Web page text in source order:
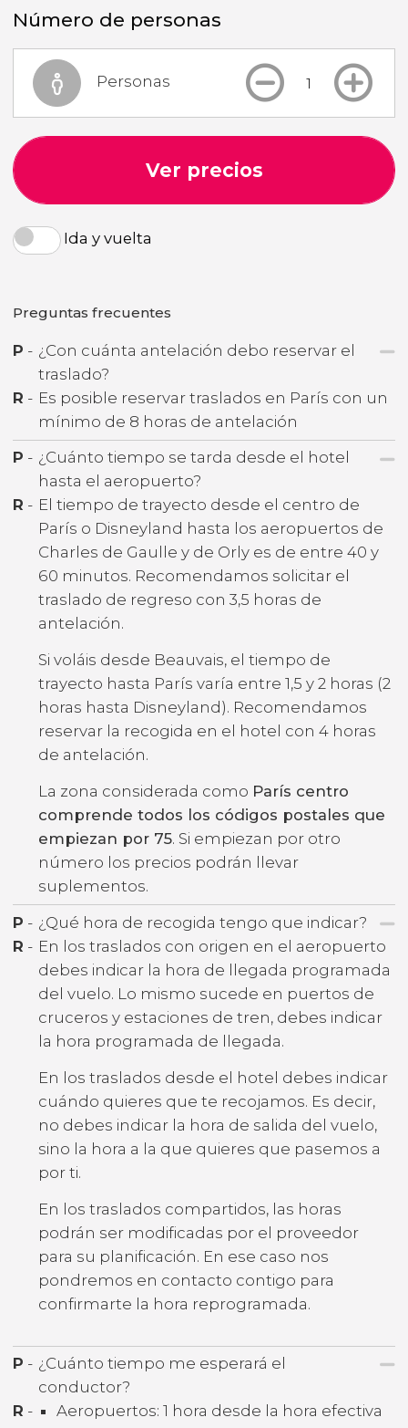
Número de personas
Personas
Ver precios
Ida y vuelta
Preguntas frecuentes
P - ¿Con cuánta antelación debo reservar el
traslado?
R - Es posible reservar traslados en París con un
mínimo de 8 horas de antelación
P - ¿Cuánto tiempo se tarda desde el hotel
hasta el aeropuerto?
R - El tiempo de trayecto desde el centro de
París o Disneyland hasta los aeropuertos de
Charles de Gaulle y de Orly es de entre 40 y
60 minutos. Recomendamos solicitar el
traslado de regreso con 3,5 horas de
antelación.
Si voláis desde Beauvais, el tiempo de
trayecto hasta París varía entre 1,5 y 2 horas (2
horas hasta Disneyland). Recomendamos
reservar la recogida en el hotel con 4 horas
de antelación.
La zona considerada como París centro
comprende todos los códigos postales que
empiezan por 75. Si empiezan por otro
número los precios podrán llevar
suplementos.
P - ¿Qué hora de recogida tengo que indicar?
R - En los traslados con origen en el aeropuerto
debes indicar la hora de llegada programada
del vuelo. Lo mismo sucede en puertos de
cruceros y estaciones de tren, debes indicar
la hora programada de llegada.
En los traslados desde el hotel debes indicar
cuándo quieres que te recojamos. Es decir,
no debes indicar la hora de salida del vuelo,
sino la hora a la que quieres que pasemos a
por ti.
En los traslados compartidos, las horas
podrán ser modificadas por el proveedor
para su planificación. En ese caso nos
pondremos en contacto contigo para
confirmarte la hora reprogramada.
P - ¿Cuánto tiempo me esperará el
conductor?
R -
Aeropuertos: 1 hora desde la hora efectiva